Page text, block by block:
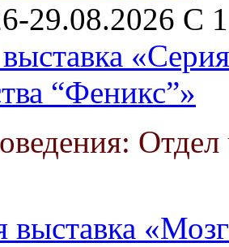
29.08.2026 С
“Феникс”»
Отдел